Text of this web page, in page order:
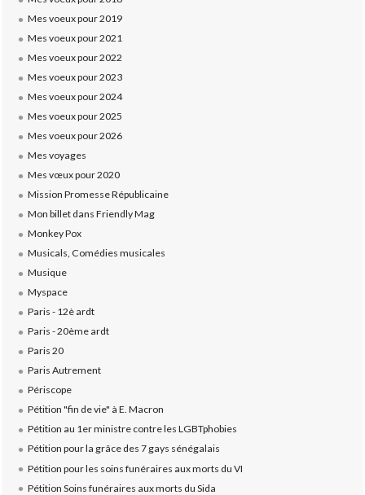
Mes voeux pour 2019
Mes voeux pour 2021
Mes voeux pour 2022
Mes voeux pour 2023
Mes voeux pour 2024
Mes voeux pour 2025
Mes voeux pour 2026
Mes voyages
Mes vœux pour 2020
Mission Promesse Républicaine
Mon billet dans Friendly Mag
Monkey Pox
Musicals, Comédies musicales
Musique
Myspace
Paris - 12è ardt
Paris - 20ème ardt
Paris 20
Paris Autrement
Périscope
Pétition "fin de vie" à E. Macron
Pétition au 1er ministre contre les LGBTphobies
Pétition pour la grâce des 7 gays sénégalais
Pétition pour les soins funéraires aux morts du VI
Pétition Soins funéraires aux morts du Sida